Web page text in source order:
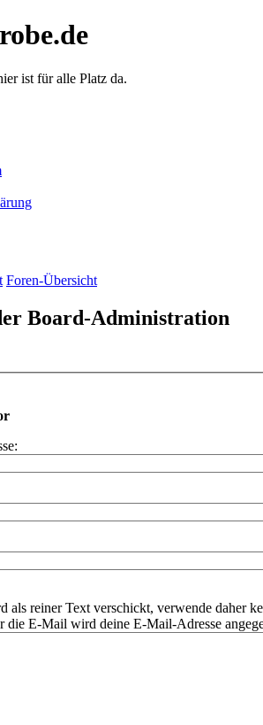
ist für alle Platz da.
Foren-Übersicht
Board-Administration
als reiner Text verschickt, verwende daher
die E-Mail wird deine E-Mail-Adresse